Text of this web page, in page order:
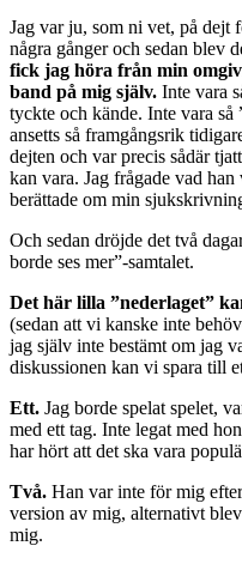
Jag var ju, som ni vet, på dejt
några gånger och sedan blev
fick jag höra från min
band på mig själv. Inte vara
tyckte och kände. Inte vara
ansetts så framgångsrik
dejten och var precis sådär
kan vara. Jag frågade vad
berättade om min
Och sedan dröjde det två
borde ses mer”-samtalet.
Det här lilla ”nederlaget”
(sedan att vi kanske inte
jag själv inte bestämt om jag
diskussionen kan vi spara till
Ett. Jag borde spelat spelet,
med ett tag. Inte legat med
har hört att det ska vara
Två. Han var inte för mig
version av mig, alternativt
mig.